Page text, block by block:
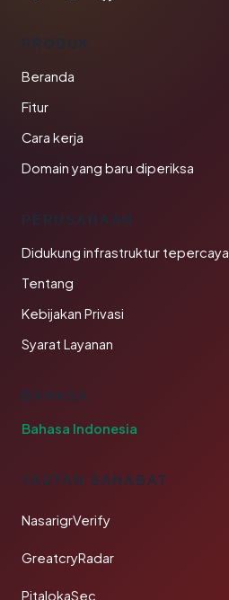
PRODUK
Beranda
Fitur
Cara kerja
Domain yang baru diperiksa
PERUSAHAAN
Didukung infrastruktur tepercaya
Tentang
Kebijakan Privasi
Syarat Layanan
BAHASA
Bahasa Indonesia
TAUTAN SAHABAT
NasarigrVerify
GreatcryRadar
PitalokaSec